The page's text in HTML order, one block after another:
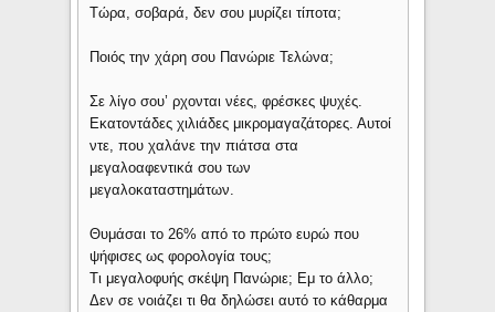
Τώρα, σοβαρά, δεν σου μυρίζει τίποτα;
Ποιός την χάρη σου Πανώριε Τελώνα;
Σε λίγο σου’ ρχονται νέες, φρέσκες ψυχές.
Εκατοντάδες χιλιάδες μικρομαγαζάτορες. Αυτοί
ντε, που χαλάνε την πιάτσα στα
μεγαλοαφεντικά σου των
μεγαλοκαταστημάτων.
Θυμάσαι το 26% από το πρώτο ευρώ που
ψήφισες ως φορολογία τους;
Τι μεγαλοφυής σκέψη Πανώριε; Εμ το άλλο;
Δεν σε νοιάζει τι θα δηλώσει αυτό το κάθαρμα